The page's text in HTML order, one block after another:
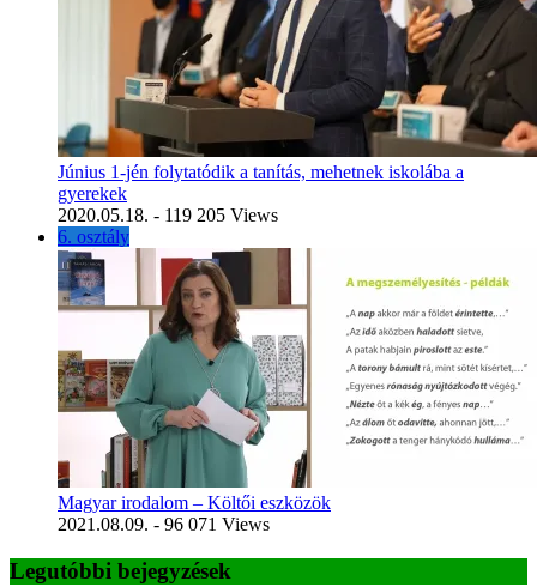
Június 1-jén folytatódik a tanítás, mehetnek iskolába a
gyerekek
2020.05.18. - 119 205 Views
6. osztály
Magyar irodalom – Költői eszközök
2021.08.09. - 96 071 Views
Legutóbbi bejegyzések